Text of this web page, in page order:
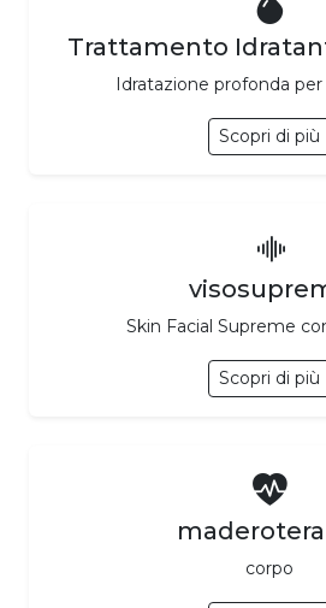
Trattamento
Idratazione profonda
Scopri di più
Skin Facial Supreme
Scopri di più
corpo